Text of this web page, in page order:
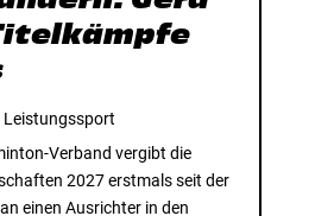
Leistungssport
Verband vergibt die
2027 erstmals seit der
einen Ausrichter in den